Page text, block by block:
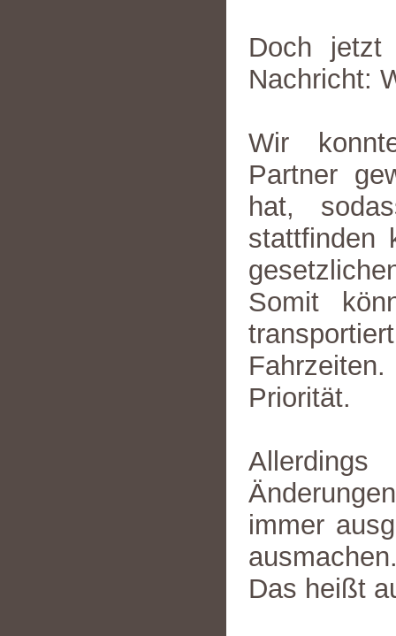
Doch jetzt
Nachricht:
Wir
Partner
hat,
stattfinden
Somit
Priorität.
immer
Das heißt